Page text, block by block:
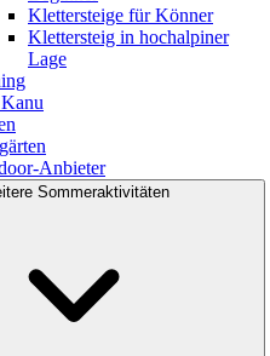
Klettersteige für Könner
Klettersteig in hochalpiner
Lage
Anbieter
Sommeraktivitäten